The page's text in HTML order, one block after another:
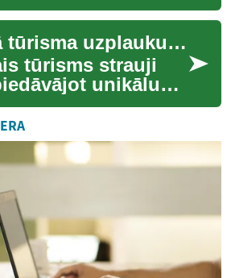
darba
atspoguļo
Kosmiskā tūrisma uzplaukums: Jaunā ceļojumu robežu
tūrisms strauji
unikālu
Visuma
Šis inovatīvais